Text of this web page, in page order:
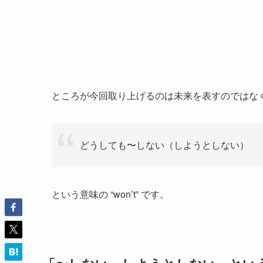
ところが今回取り上げるのは未来を表すのではな
どうしても〜しない（しようとしない）
という意味の “won’t” です。